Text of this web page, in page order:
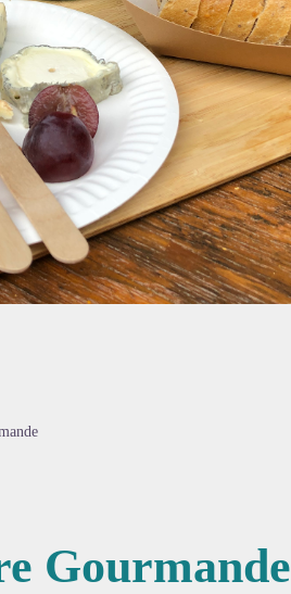
Gourmande